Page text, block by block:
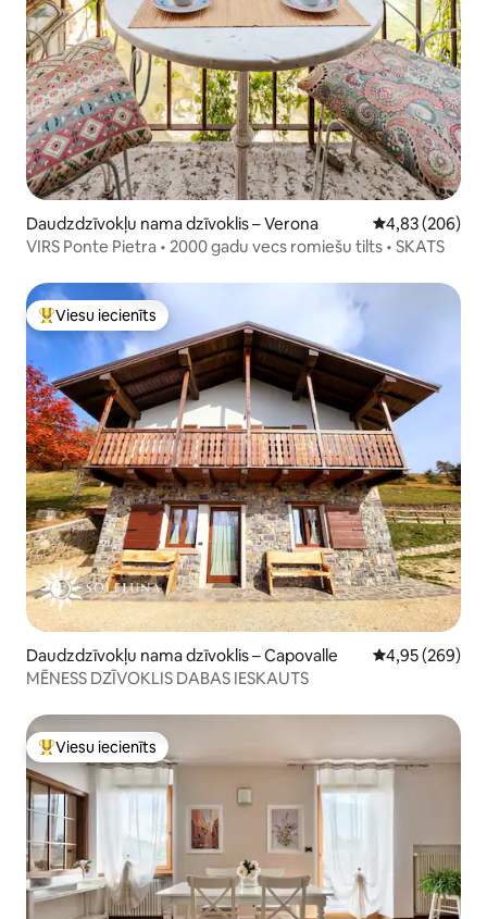
Daudzdzīvokļu nama dzīvoklis – Verona Vidējais
4,83 (206)
VIRS Ponte Pietra • 2000 gadu vecs romiešu tilts • SKATS
Populārs viesu iecienīts mājoklis
Viesu iecienīts
Daudzdzīvokļu nama dzīvoklis – Capovalle Vidējais
4,95 (269)
MĒNESS DZĪVOKLIS DABAS IESKAUTS
Populārs viesu iecienīts mājoklis
Viesu iecienīts